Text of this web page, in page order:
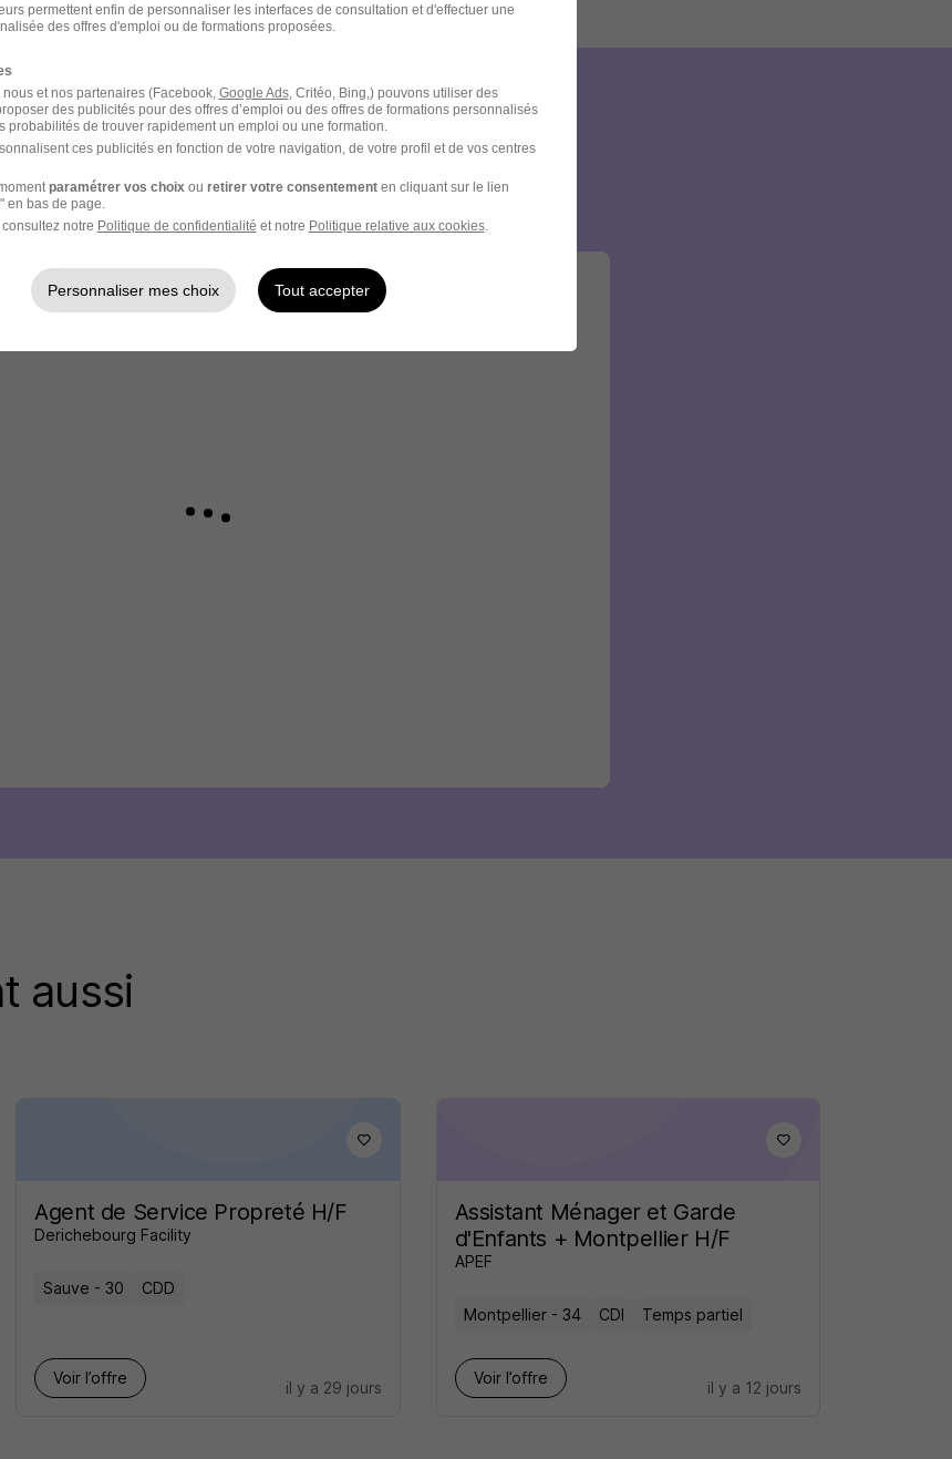
compte Hellowork et
candidature !
aussi
Agent de Service Propreté H/F
Derichebourg Facility
Sauve - 30 CDD
Voir l’offre
il y a 29 jours
Assistant Ménager et Garde
d'Enfants + Montpellier H/F
APEF
Montpellier - 34 CDI Temps partiel
Voir l’offre
il y a 12 jours
permettent enfin de personnaliser les interfaces de consultation et d'effectuer une
des offres d'emploi ou de formations proposées.
nous et nos partenaires (Facebook, Google Ads, Critéo, Bing,) pouvons utiliser des
des publicités pour des offres d’emploi ou des offres de formations personnalisés
probabilités de trouver rapidement un emploi ou une formation.
ces publicités en fonction de votre navigation, de votre profil et de vos centres
paramétrer vos choix ou retirer votre consentementen cliquant sur le lien
" en bas de page.
notre Politique de confidentialité et notre Politique relative aux cookies.
Personnaliser mes choix Tout accepter